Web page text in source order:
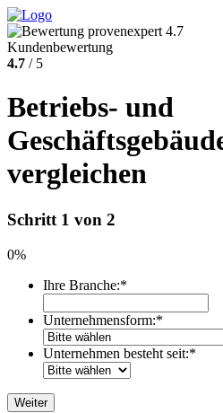
Kundenbewertung
4.7 / 5
Betriebs- und
vergleichen
Schritt 1 von 2
0%
Ihre Branche:*
Unternehmensform:*
Unternehmen besteht seit:*